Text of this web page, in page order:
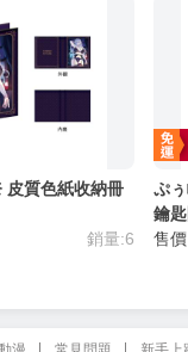
皮質色紙收納冊
銷量:6
ぷ
鑰
售價